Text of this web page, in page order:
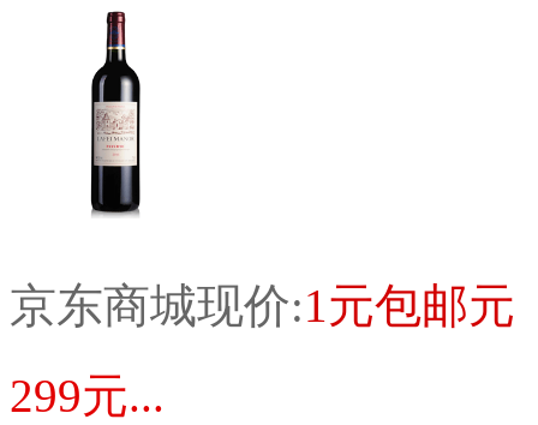
京东商城现价:1元包邮元
299元...